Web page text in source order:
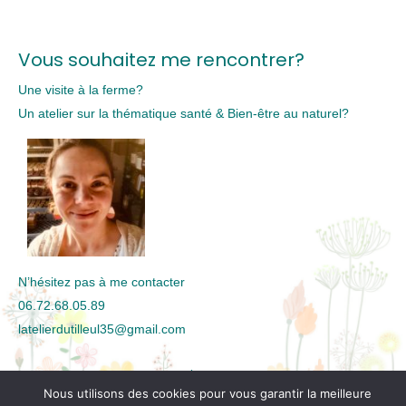
Vous souhaitez me rencontrer?
Une visite à la ferme?
Un atelier sur la thématique santé & Bien-être au naturel?
N’hésitez pas à me contacter
06.72.68.05.89
latelierdutilleul35@gmail.com
Contact Plan de site Mentions légales
Conditions Générales de Vente (CGV) Politique de confidentialité
Nous utilisons des cookies pour vous garantir la meilleure